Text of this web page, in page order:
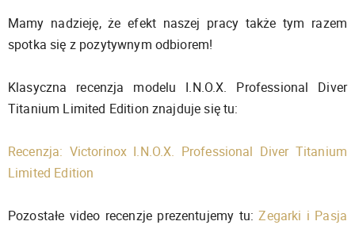
Mamy nadzieję, że efekt naszej pracy także tym razem
spotka się z pozytywnym odbiorem!
Klasyczna recenzja modelu I.N.O.X. Professional Diver
Titanium Limited Edition znajduje się tu:
Recenzja: Victorinox I.N.O.X. Professional Diver Titanium
Limited Edition
Pozostałe video recenzje prezentujemy tu:Zegarki i Pasja